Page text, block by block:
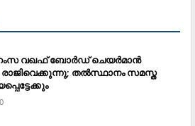
വഖഫ് ബോര്‍ഡ് ചെയര്‍മാന്‍
രാജിവെക്കുന്നു; തല്‍സ്ഥാനം സമസ്ത